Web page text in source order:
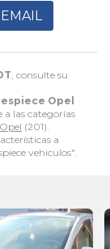
, consulte su
Opel
a las categorías
Opel (201).
a
vehiculos".